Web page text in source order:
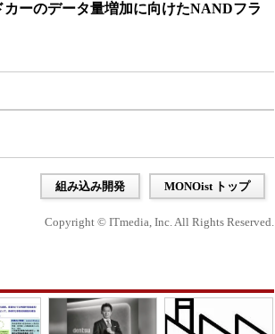
ーのデータ量増加に向けたNANDフラ
組み込み開発 MONOist トップ
Copyright © ITmedia, Inc. All Rights Reserved.